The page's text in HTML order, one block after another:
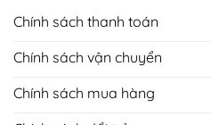
Chính sách thanh toán
Chính sách vận chuyển
Chính sách mua hàng